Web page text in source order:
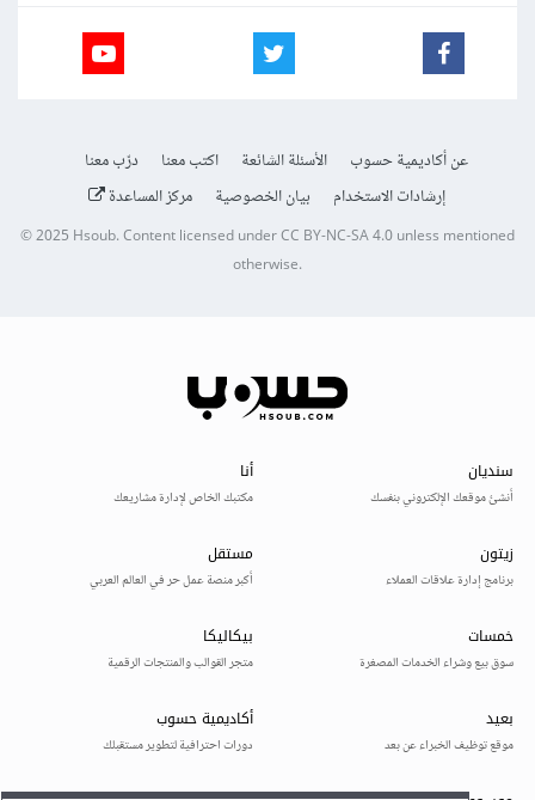
عن أكاديمية حسوب الأسئلة الشائعة اكتب معنا
درّب معنا
إرشادات الاستخدام
بيان الخصوصية مركز المساعدة
© 2025Hsoub.Content licensed underCC BY-NC-SA 4.0unless mentioned
otherwise.